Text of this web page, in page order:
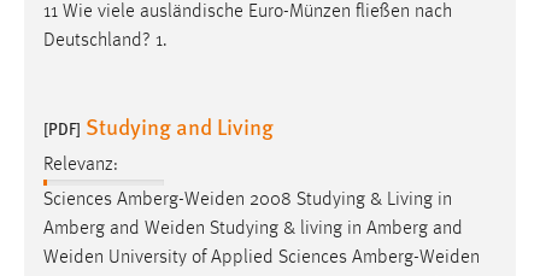
11 Wie viele ausländische Euro-Münzen fließen nach
Deutschland? 1.
[PDF] Studying and Living
Relevanz:
Sciences Amberg-Weiden 2008 Studying & Living in
Amberg and Weiden Studying & living in Amberg and
Weiden University of Applied Sciences Amberg-Weiden